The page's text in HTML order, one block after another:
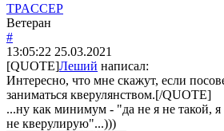
TPACCEP
Ветеран
#
13:05:22 25.03.2021
[QUOTE]Леший написал:
Интересно, что мне скажут, если
заниматься кверулянством.[/QUOTE]
...ну как минимум - "да не я не такой,
не кверулирую"...)))